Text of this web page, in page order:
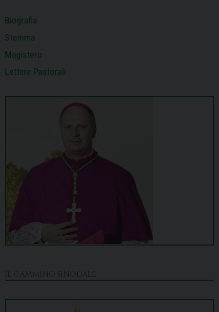
Biografia
Stemma
Magistero
Lettere Pastorali
IL CAMMINO SINODALE